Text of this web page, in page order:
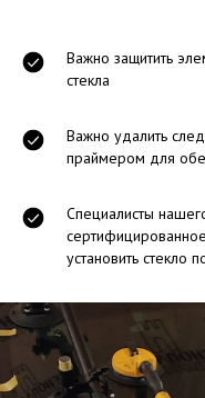
Важно защитить
стекла
Важно удалить
праймером для
Специалисты
установить стекло